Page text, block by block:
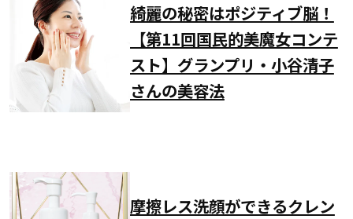
綺麗の秘密はポジティブ脳！
【第11回国民的美魔女コンテ
スト】グランプリ・小谷清子
さんの美容法
摩擦レス洗顔ができるクレン